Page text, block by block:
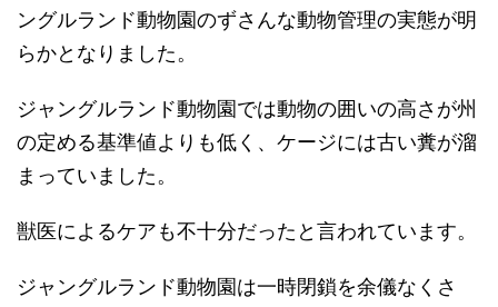
ングルランド動物園のずさんな動物管理の実態が明
らかとなりました。
ジャングルランド動物園では動物の囲いの高さが州
の定める基準値よりも低く、ケージには古い糞が溜
まっていました。
獣医によるケアも不十分だったと言われています。
ジャングルランド動物園は一時閉鎖を余儀なくさ